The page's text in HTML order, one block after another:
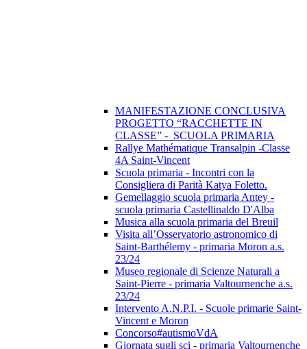
MANIFESTAZIONE CONCLUSIVA
PROGETTO “RACCHETTE IN
CLASSE” - SCUOLA PRIMARIA
Rallye Mathématique Transalpin -Classe
4A Saint-Vincent
Scuola primaria - Incontri con la
Consigliera di Parità Katya Foletto.
Gemellaggio scuola primaria Antey -
scuola primaria Castellinaldo D'Alba
Musica alla scuola primaria del Breuil
Visita all’Osservatorio astronomico di
Saint-Barthélemy - primaria Moron a.s.
23/24
Museo regionale di Scienze Naturali a
Saint-Pierre - primaria Valtournenche a.s.
23/24
Intervento A.N.P.I. - Scuole primarie Saint-
Vincent e Moron
Concorso#autismoVdA
Giornata sugli sci - primaria Valtournenche